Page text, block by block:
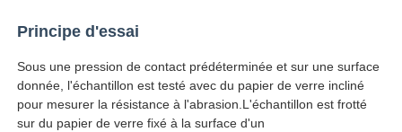
Contrôle de la qualité
Contact
Principe d'essai
Sous une pression de contact prédéterminée et sur une surface
donnée, l'échantillon est testé avec du papier de verre incliné
pour mesurer la résistance à l'abrasion.L'échantillon est frotté
sur du papier de verre fixé à la surface d'un